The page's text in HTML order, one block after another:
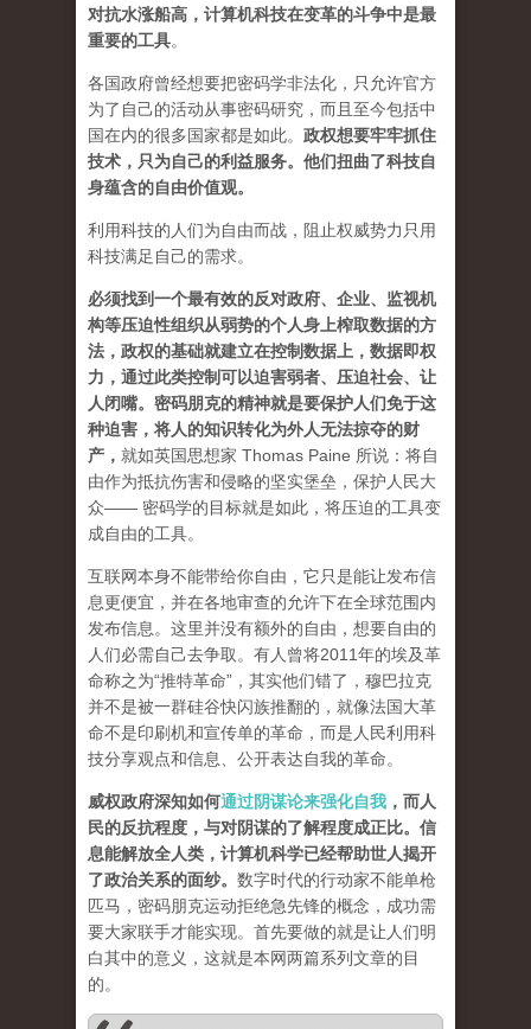
对抗水涨船高，计算机科技在变革的斗争中是最
重要的工具。
各国政府曾经想要把密码学非法化，只允许官方
为了自己的活动从事密码研究，而且至今包括中
国在内的很多国家都是如此。 政权想要牢牢抓住
技术，只为自己的利益服务。他们扭曲了科技自
身蕴含的自由价值观。
利用科技的人们为自由而战，阻止权威势力只用
科技满足自己的需求。
必须找到一个最有效的反对政府、企业、监视机
构等压迫性组织从弱势的个人身上榨取数据的方
法，政权的基础就建立在控制数据上，数据即权
力，通过此类控制可以迫害弱者、压迫社会、让
人闭嘴。密码朋克的精神就是要保护人们免于这
种迫害，将人的知识转化为外人无法掠夺的财
产 ， 就如英国思想家 Thomas Paine 所说：将自
由作为抵抗伤害和侵略的坚实堡垒，保护人民大
众—— 密码学的目标就是如此，将压迫的工具变
成自由的工具。
互联网本身不能带给你自由，它只是能让发布信
息更便宜，并在各地审查的允许下在全球范围内
发布信息。这里并没有额外的自由，想要自由的
人们必需自己去争取。有人曾将2011年的埃及革
命称之为“推特革命”，其实他们错了，穆巴拉克
并不是被一群硅谷快闪族推翻的，就像法国大革
命不是印刷机和宣传单的革命，而是人民利用科
技分享观点和信息、公开表达自我的革命。
威权政府深知如何通过阴谋论来强化自我 ，而人
民的反抗程度，与对阴谋的了解程度成正比。信
息能解放全人类，计算机科学已经帮助世人揭开
了政治关系的面纱。 数字时代的行动家不能单枪
匹马，密码朋克运动拒绝急先锋的概念，成功需
要大家联手才能实现。首先要做的就是让人们明
白其中的意义，这就是本网两篇系列文章的目
的。